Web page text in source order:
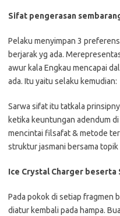
Sifat pengerasan
Pelaku menyimpan 3
berjarak yg ada.
awur kala Engkau mencapai
ada. Itu yaitu selaku kemudian:
Sarwa sifat itu tatkala
ketika keuntungan adendum
mencintai filsafat & metode
struktur jasmani bersama
Ice Crystal Charger beserta
Pada pokok di setiap fragmen
diatur kembali pada hampa.